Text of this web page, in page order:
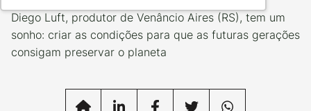
Diego Luft, produtor de Venâncio Aires (RS), tem um
sonho: criar as condições para que as futuras gerações
consigam preservar o planeta